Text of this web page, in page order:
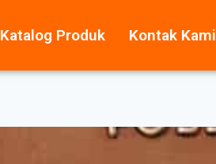
Katalog Produk Kontak Kami